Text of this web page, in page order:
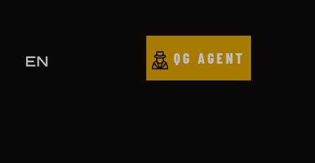
EN QG AGENT